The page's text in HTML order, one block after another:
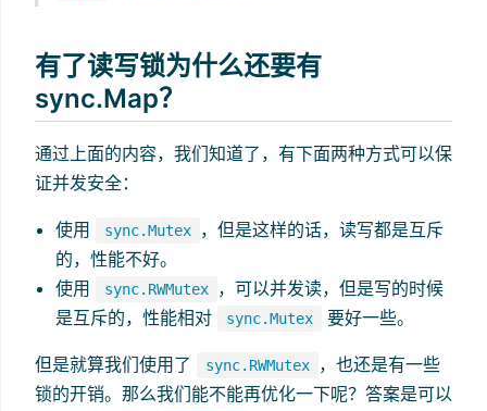
有了读写锁为什么还要有
sync.Map？
通过上面的内容，我们知道了，有下面两种方式可以保
证并发安全：
使用 sync.Mutex
，但是这样的话，读写都是互斥
的，性能不好。
使用
sync.RWMutex
，可以并发读，但是写的时候
是互斥的，性能相对
sync.Mutex 要好一些。
但是就算我们使用了 sync.RWMutex
，也还是有一些
锁的开销。那么我们能不能再优化一下呢？答案是可以